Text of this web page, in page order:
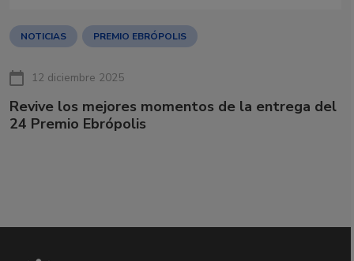
NOTICIAS PREMIO EBRÓPOLIS
12 diciembre 2025
Revive los mejores momentos de la entrega del
24 Premio Ebrópolis